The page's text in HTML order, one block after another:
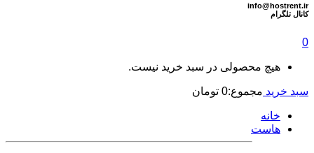
info@hostrent.ir
كانال تلگرام
0
هیچ محصولی در سبد خرید نیست.
سبد خرید مجموع:0 تومان
خانه
هاست